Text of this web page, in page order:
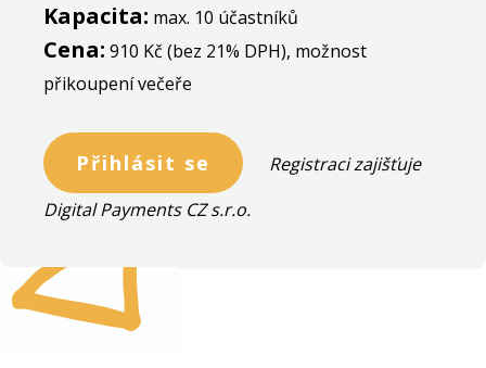
Kapacita: max. 10 účastníků
Cena: 910 Kč (bez 21% DPH), možnost
přikoupení večeře
Přihlásit se
Registraci zajišťuje
Digital Payments CZ s.r.o.